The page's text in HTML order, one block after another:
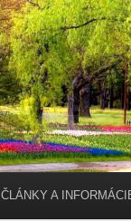
ČLÁNKY A